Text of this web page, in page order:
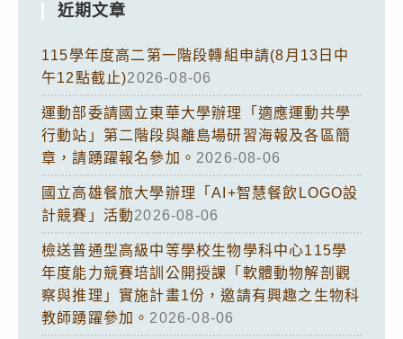
近期文章
115學年度高二第一階段轉組申請(8月13日中
午12點截止)2026-08-06
運動部委請國立東華大學辦理「適應運動共學
行動站」第二階段與離島場研習海報及各區簡
章，請踴躍報名參加。 2026-08-06
國立高雄餐旅大學辦理「AI+智慧餐飲LOGO設
計競賽」活動2026-08-06
檢送普通型高級中等學校生物學科中心115學
年度能力競賽培訓公開授課「軟體動物解剖觀
察與推理」實施計畫1份，邀請有興趣之生物科
教師踴躍參加。 2026-08-06